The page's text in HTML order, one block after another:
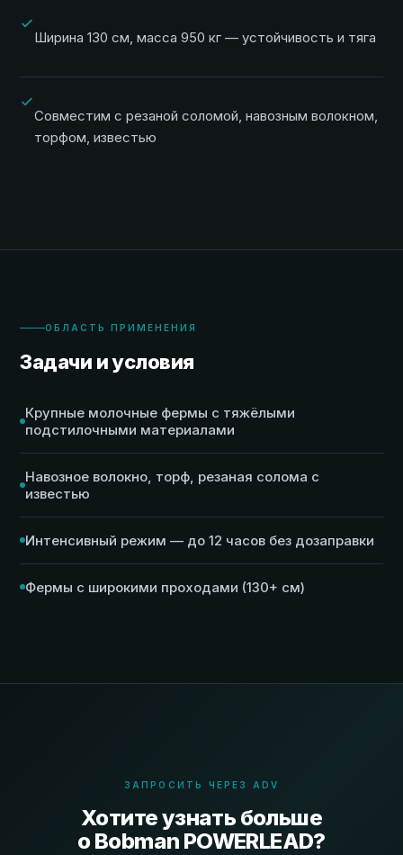
Ширина 130 см, масса 950 кг — устойчивость и тяга
Совместим с резаной соломой, навозным волокном,
торфом, известью
ОБЛАСТЬ ПРИМЕНЕНИЯ
Задачи и условия
Крупные молочные фермы с тяжёлыми
подстилочными материалами
Навозное волокно, торф, резаная солома с
известью
Интенсивный режим — до 12 часов без дозаправки
Фермы с широкими проходами (130+ см)
ЗАПРОСИТЬ ЧЕРЕЗ ADV
Хотите узнать больше
о Bobman POWERLEAD?